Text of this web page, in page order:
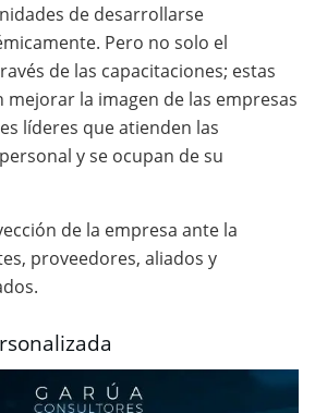
de desarrollarse
Pero no solo el
de las capacitaciones; estas
la imagen de las empresas
líderes que atienden las
y se ocupan de su
de la empresa ante la
proveedores, aliados y